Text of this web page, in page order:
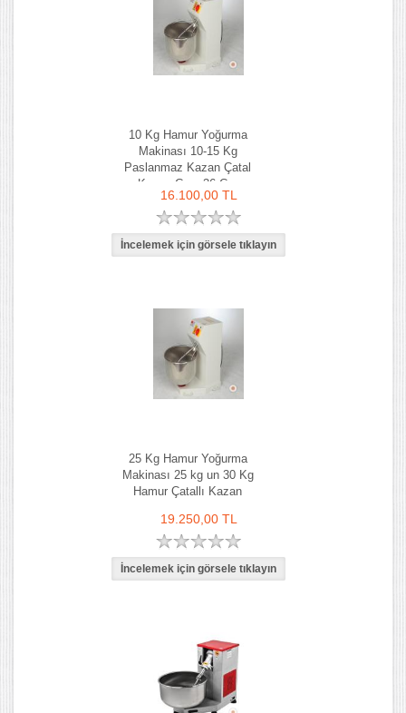
10 Kg Hamur Yoğurma
Makinası 10-15 Kg
Paslanmaz Kazan Çatal
Kazan Çapı 36 Cm
16.100,00 TL
25 Kg Hamur Yoğurma
Makinası 25 kg un 30 Kg
Hamur Çatallı Kazan
19.250,00 TL